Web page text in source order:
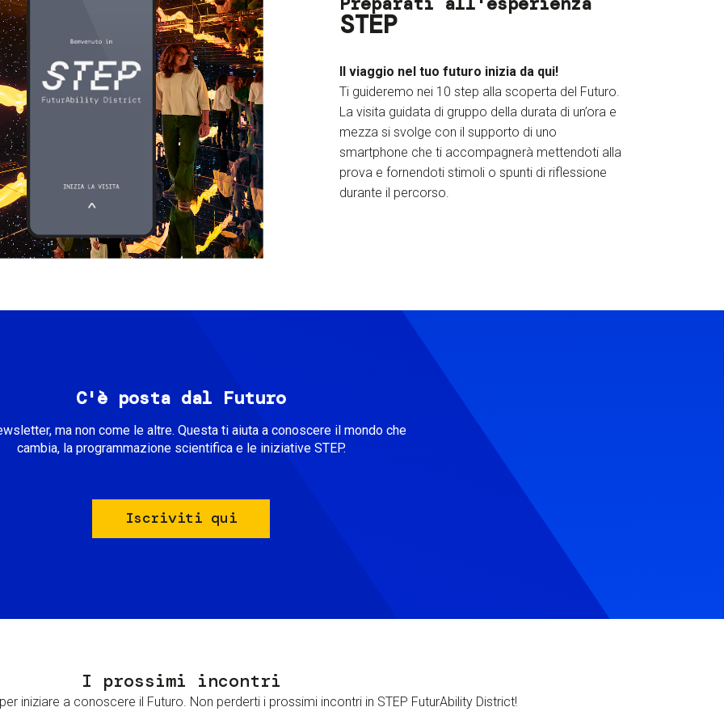
STEP
Il viaggio nel tuo futuro inizia da qui!
Ti guideremo nei 10 step alla scoperta del Futuro.
La visita guidata di gruppo della durata di un’ora e
mezza si svolge con il supporto di uno
smartphone che ti accompagnerà mettendoti alla
prova e fornendoti stimoli o spunti di riflessione
durante il percorso.
C'è posta dal Futuro
ma non come le altre. Questa ti aiuta a conoscere il mondo che
cambia, la programmazione scientifica e le iniziative STEP.
Iscriviti qui
I prossimi incontri
iniziare a conoscere il Futuro. Non perderti i prossimi incontri in STEP FuturAbility District!